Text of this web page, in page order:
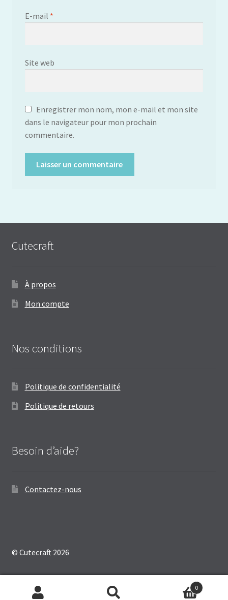
E-mail *
Site web
Enregistrer mon nom, mon e-mail et mon site
dans le navigateur pour mon prochain
commentaire.
Cutecraft
À propos
Mon compte
Nos conditions
Politique de confidentialité
Politique de retours
Besoin d’aide?
Contactez-nous
© Cutecraft 2026
0